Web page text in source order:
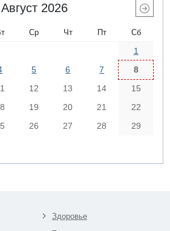
Август 2026
Ср Чт Пт Сб
1
5 6 7
8
12 13 14
15
19 20 21
22
26 27 28
29
Здоровье